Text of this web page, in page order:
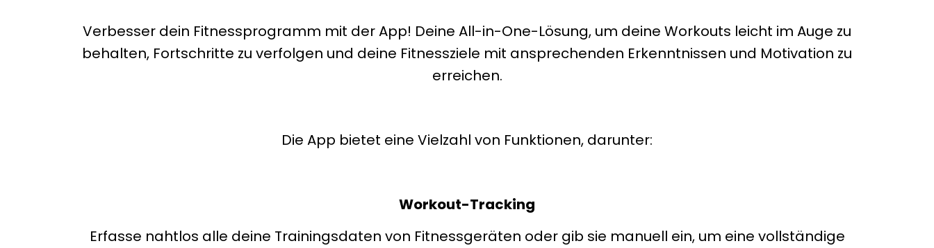
Verbesser dein Fitnessprogramm mit der App! Deine All-in-One-Lösung, um deine Workouts leicht im Auge zu
behalten, Fortschritte zu verfolgen und deine Fitnessziele mit ansprechenden Erkenntnissen und Motivation zu
erreichen.
Die App bietet eine Vielzahl von Funktionen, darunter:
Workout-Tracking
Erfasse nahtlos alle deine Trainingsdaten von Fitnessgeräten oder gib sie manuell ein, um eine vollständige